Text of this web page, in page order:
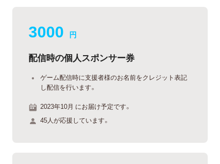
3000 円
配信時の個人スポンサー券
ゲーム配信時に支援者様のお名前をクレジット表記
し配信を行います。
2023年10月 にお届け予定です。
45人が応援しています。